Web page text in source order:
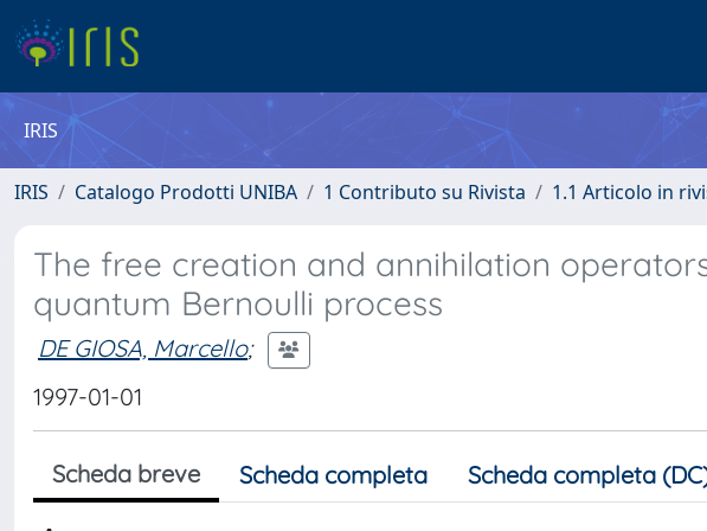
IRIS
IRIS Catalogo Prodotti UNIBA 1 Contributo su Rivista 1.1 Articolo in
The free creation and annihilation
quantum Bernoulli process
DE GIOSA, Marcello;
1997-01-01
Scheda breve Scheda completa Scheda completa